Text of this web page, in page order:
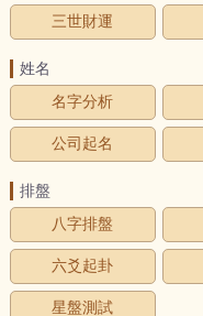
三世財運
姓名
名字分析
公司起名
排盤
八字排盤
六爻起卦
星盤測試